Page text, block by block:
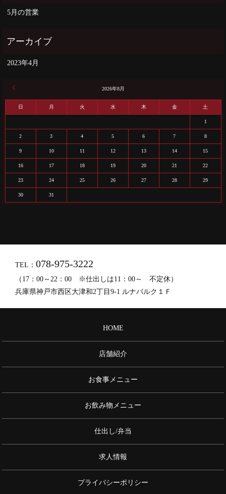
5月の営業
2023年4月
2026年8月
日 月 火 水 木 金 土
1
2 3 4 5 6 7 8
9 10 11 12 13 14 15
16 17 18 19 20 21 22
23 24 25 26 27 28 29
30 31
TEL： 078-975-3222
（17：00～22：00 ※仕出しは11：00～ 不定休）
兵庫県神戸市西区大津和2丁目9-1 ルナバルク１Ｆ
HOME
店舗紹介
お食事メニュー
お飲み物メニュー
仕出し/弁当
求人情報
プライバシーポリシー